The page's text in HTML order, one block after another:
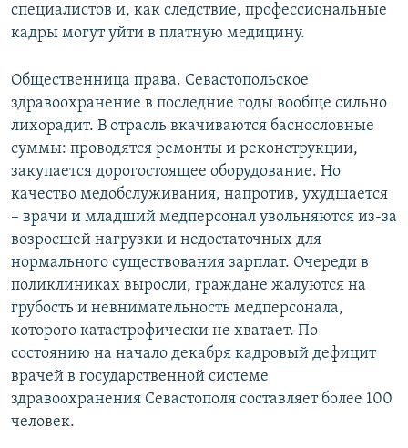
специалистов и, как следствие, профессиональные
кадры могут уйти в платную медицину.
Общественница права. Севастопольское
здравоохранение в последние годы вообще сильно
лихорадит. В отрасль вкачиваются баснословные
суммы: проводятся ремонты и реконструкции,
закупается дорогостоящее оборудование. Но
качество медобслуживания, напротив, ухудшается
– врачи и младший медперсонал увольняются из-за
возросшей нагрузки и недостаточных для
нормального существования зарплат. Очереди в
поликлиниках выросли, граждане жалуются на
грубость и невнимательность медперсонала,
которого катастрофически не хватает. По
состоянию на начало декабря кадровый дефицит
врачей в государственной системе
здравоохранения Севастополя составляет более 100
человек.